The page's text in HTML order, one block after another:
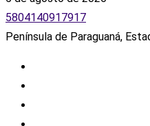
5804140917917
Península de Paraguaná,